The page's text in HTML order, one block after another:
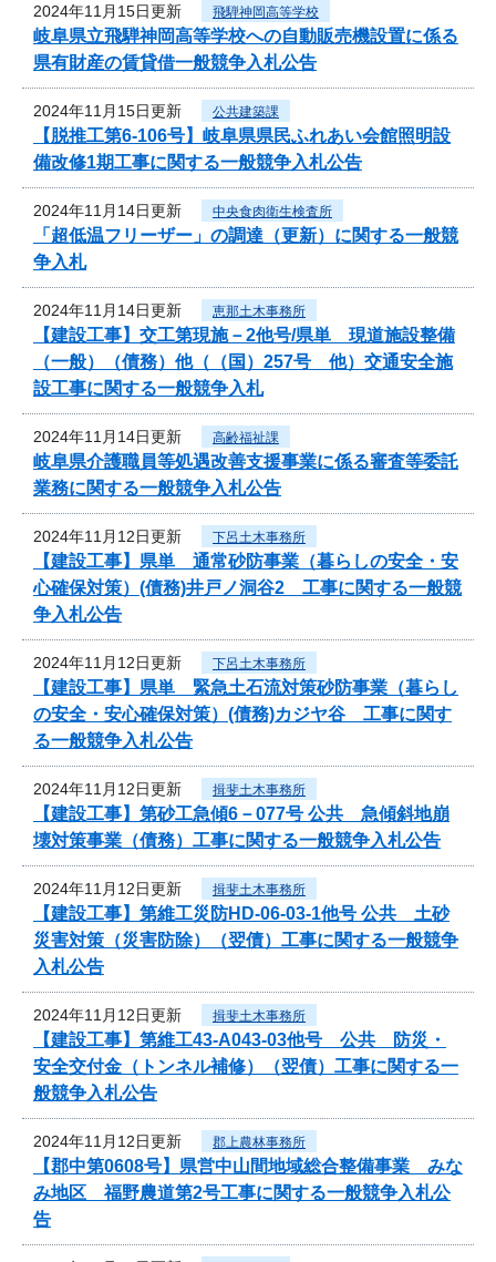
2024年11月15日更新 飛騨神岡高等学校
岐阜県立飛騨神岡高等学校への自動販売機設置に係る
県有財産の賃貸借一般競争入札公告
2024年11月15日更新 公共建築課
【脱推工第6-106号】岐阜県県民ふれあい会館照明設
備改修1期工事に関する一般競争入札公告
2024年11月14日更新 中央食肉衛生検査所
「超低温フリーザー」の調達（更新）に関する一般競
争入札
2024年11月14日更新 恵那土木事務所
【建設工事】交工第現施－2他号/県単 現道施設整備
（一般）（債務）他（（国）257号 他）交通安全施
設工事に関する一般競争入札
2024年11月14日更新 高齢福祉課
岐阜県介護職員等処遇改善支援事業に係る審査等委託
業務に関する一般競争入札公告
2024年11月12日更新 下呂土木事務所
【建設工事】県単 通常砂防事業（暮らしの安全・安
心確保対策）(債務)井戸ノ洞谷2 工事に関する一般競
争入札公告
2024年11月12日更新 下呂土木事務所
【建設工事】県単 緊急土石流対策砂防事業（暮らし
の安全・安心確保対策）(債務)カジヤ谷 工事に関す
る一般競争入札公告
2024年11月12日更新 揖斐土木事務所
【建設工事】第砂工急傾6－077号 公共 急傾斜地崩
壊対策事業（債務）工事に関する一般競争入札公告
2024年11月12日更新 揖斐土木事務所
【建設工事】第維工災防HD-06-03-1他号 公共 土砂
災害対策（災害防除）（翌債）工事に関する一般競争
入札公告
2024年11月12日更新 揖斐土木事務所
【建設工事】第維工43-A043-03他号 公共 防災・
安全交付金（トンネル補修）（翌債）工事に関する一
般競争入札公告
2024年11月12日更新 郡上農林事務所
【郡中第0608号】県営中山間地域総合整備事業 みな
み地区 福野農道第2号工事に関する一般競争入札公
告